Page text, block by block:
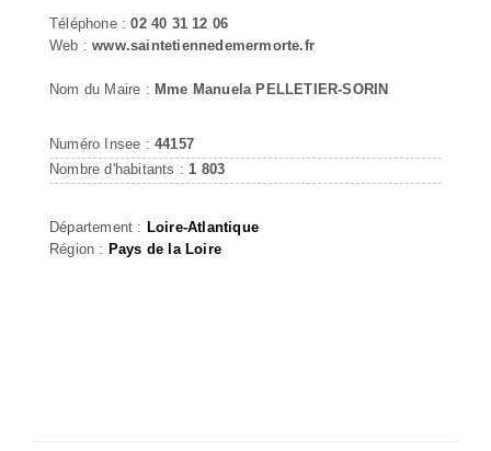
Téléphone :02 40 31 12 06
Web :www.saintetiennedemermorte.fr
Nom du Maire : Mme Manuela PELLETIER-SORIN
Numéro Insee : 44157
Nombre d'habitants : 1 803
Département : Loire-Atlantique
Région : Pays de la Loire